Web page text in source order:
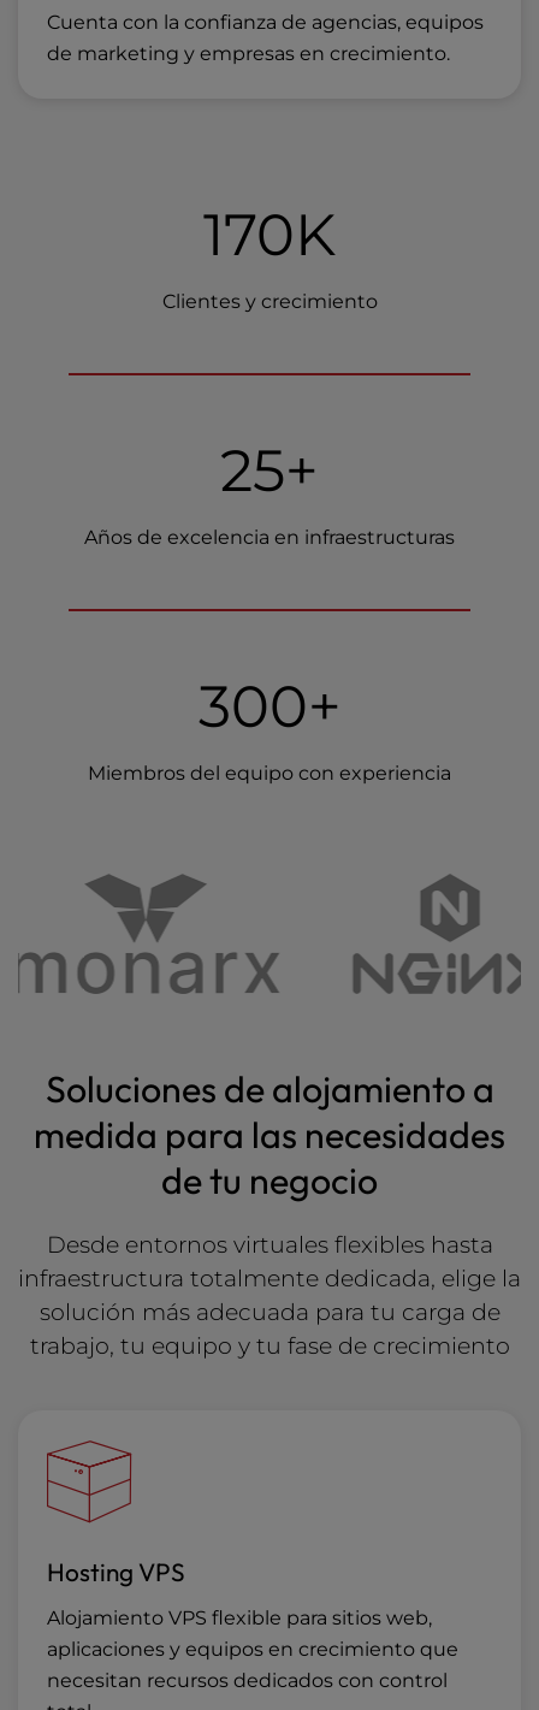
Cuenta con la confianza de agencias, equipos
de marketing y empresas en crecimiento.
170K
Clientes y crecimiento
25+
Años de excelencia en infraestructuras
300+
Miembros del equipo con experiencia
Soluciones de alojamiento a
medida para las necesidades
de tu negocio
Desde entornos virtuales flexibles hasta
infraestructura totalmente dedicada, elige la
solución más adecuada para tu carga de
trabajo, tu equipo y tu fase de crecimiento
Hosting VPS
Alojamiento VPS flexible para sitios web,
aplicaciones y equipos en crecimiento que
necesitan recursos dedicados con control